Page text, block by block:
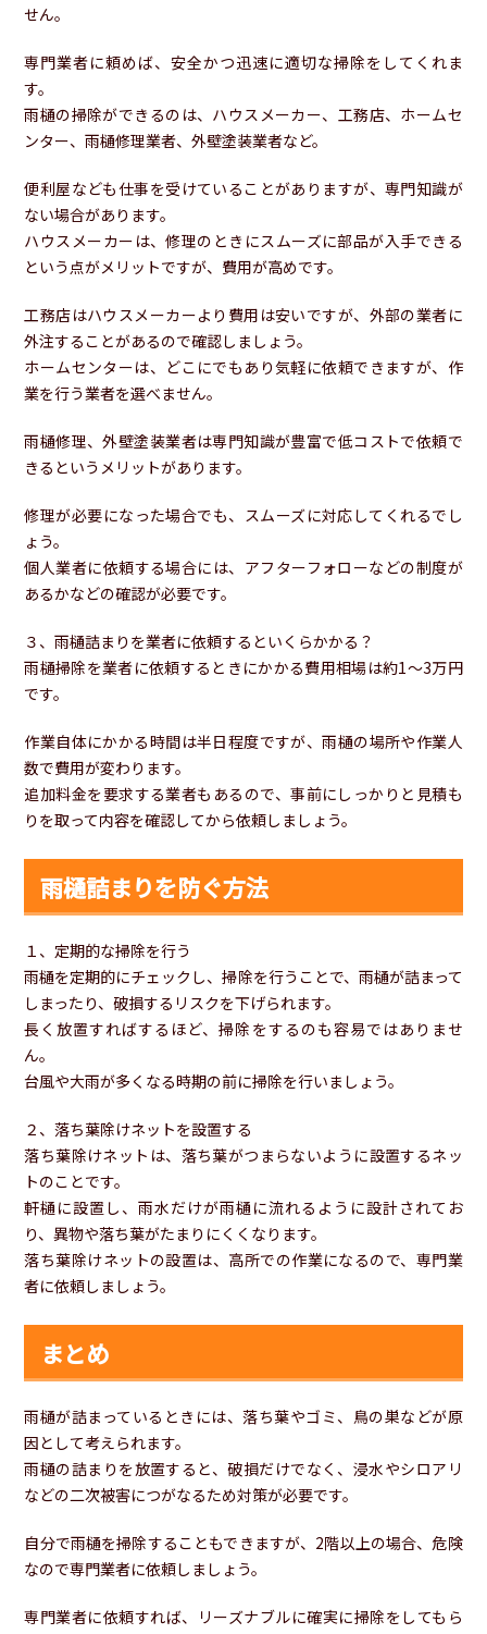
せん。
専門業者に頼めば、安全かつ迅速に適切な掃除をしてくれま
す。
雨樋の掃除ができるのは、ハウスメーカー、工務店、ホームセ
ンター、雨樋修理業者、外壁塗装業者など。
便利屋なども仕事を受けていることがありますが、専門知識が
ない場合があります。
ハウスメーカーは、修理のときにスムーズに部品が入手できる
という点がメリットですが、費用が高めです。
工務店はハウスメーカーより費用は安いですが、外部の業者に
外注することがあるので確認しましょう。
ホームセンターは、どこにでもあり気軽に依頼できますが、作
業を行う業者を選べません。
雨樋修理、外壁塗装業者は専門知識が豊富で低コストで依頼で
きるというメリットがあります。
修理が必要になった場合でも、スムーズに対応してくれるでし
ょう。
個人業者に依頼する場合には、アフターフォローなどの制度が
あるかなどの確認が必要です。
３、雨樋詰まりを業者に依頼するといくらかかる？
雨樋掃除を業者に依頼するときにかかる費用相場は約1〜3万円
です。
作業自体にかかる時間は半日程度ですが、雨樋の場所や作業人
数で費用が変わります。
追加料金を要求する業者もあるので、事前にしっかりと見積も
りを取って内容を確認してから依頼しましょう。
雨樋詰まりを防ぐ方法
１、定期的な掃除を行う
雨樋を定期的にチェックし、掃除を行うことで、雨樋が詰まって
しまったり、破損するリスクを下げられます。
長く放置すればするほど、掃除をするのも容易ではありませ
ん。
台風や大雨が多くなる時期の前に掃除を行いましょう。
２、落ち葉除けネットを設置する
落ち葉除けネットは、落ち葉がつまらないように設置するネッ
トのことです。
軒樋に設置し、雨水だけが雨樋に流れるように設計されてお
り、異物や落ち葉がたまりにくくなります。
落ち葉除けネットの設置は、高所での作業になるので、専門業
者に依頼しましょう。
まとめ
雨樋が詰まっているときには、落ち葉やゴミ、鳥の巣などが原
因として考えられます。
雨樋の詰まりを放置すると、破損だけでなく、浸水やシロアリ
などの二次被害につがなるため対策が必要です。
自分で雨樋を掃除することもできますが、2階以上の場合、危険
なので専門業者に依頼しましょう。
専門業者に依頼すれば、リーズナブルに確実に掃除をしてもら